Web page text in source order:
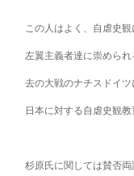
この人はよく、自虐史
左翼主義者達に崇めら
去の大戦のナチスドイ
日本に対する自虐史観
杉原氏に関しては賛否